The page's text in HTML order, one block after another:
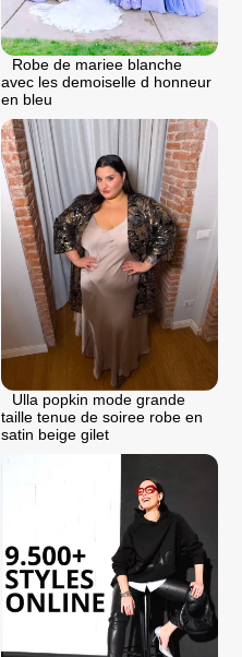
Robe de mariee blanche
avec les demoiselle d honneur
en bleu
Ulla popkin mode grande
taille tenue de soiree robe en
satin beige gilet